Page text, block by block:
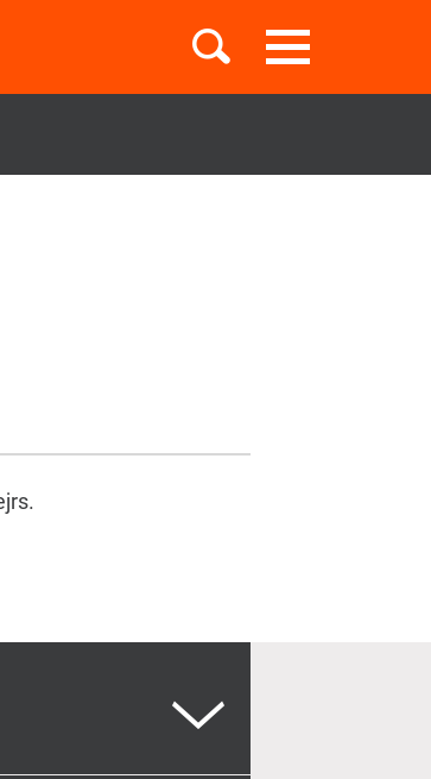
Toggle
navigation
Temaer